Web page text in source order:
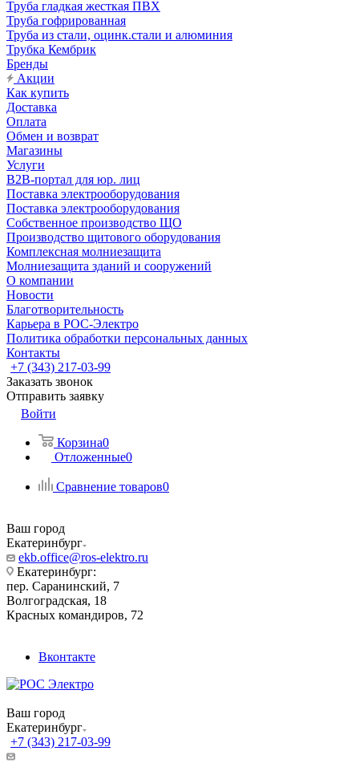
Труба гладкая жесткая ПВХ
Труба гофрированная
Труба из стали, оцинк.стали и алюминия
Трубка Кембрик
Бренды
Акции
Как купить
Доставка
Оплата
Обмен и возврат
Магазины
Услуги
B2B-портал для юр. лиц
Поставка электрооборудования
Поставка электрооборудования
Собственное производство ЩО
Производство щитового оборудования
Комплексная молниезащита
Молниезащита зданий и сооружений
О компании
Новости
Благотворительность
Карьера в РОС-Электро
Политика обработки персональных данных
Контакты
+7 (343) 217-03-99
Заказать звонок
Отправить заявку
Войти
Корзина0
Отложенные0
Сравнение товаров0
Ваш город
Екатеринбург
ekb.office@ros-elektro.ru
Екатеринбург:
пер. Саранинский, 7
Волгоградская, 18
Красных командиров, 72
Вконтакте
Ваш город
Екатеринбург
+7 (343) 217-03-99